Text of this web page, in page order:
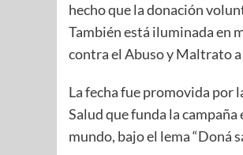
hecho que la donación
También está iluminada en
contra el Abuso y Maltrato
La fecha fue promovida por
Salud que funda la
mundo, bajo el lema “Doná